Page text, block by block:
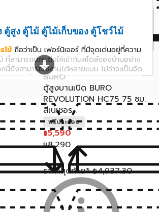
สินค้าหมด
BURO
ตู้สูงบานเปิด BURO
REVOLUTION HC75 75 ซม.
สีเนเชอร...
ฟรีประกอบ
฿5,590
฿8,290
ราคาสุดท้าย* ฿4,937.30
ตู้สูง ตู้ไม้ ตู้ไม้เก็บของ ตู้โชว์ไม้
ไม้ ถือว่าเป็น เฟอร์นิเจอร์ ที่มีจุดเด่นอยู่ที่ความ
ที่สามารถตกแต่งให้เข้ากับสไตล์ของบ้านอย่าง
นี้ยังสามารถใช้งานได้หลายแบบ ไม่ว่าจะเป็นจัด
งมีตู้ไม้ที่มีการติดตั้งกระจกร่วมด้วย ทำให้
ระจก ได้อย่างสวยงาม สามารถจัดวางสิ่งของ
ชอบ เพิ่มความสวยงามให้กับบ้านได้อีกด้วย
ไม้สูงมีให้เลือกหลายสไตล์ รองรับทุกการตกแต่ง
เป็นสไตล์โมเดิร์นหรือวินเทจ ทำให้คุณสามารถ
องการได้อย่างง่ายดาย เป็นทางเลือกที่เหมาะสม
วัสดุไม้ เพิ่มความสวยงาม เติมเต็ม
ห้กับบ้านของคุณ
แน่นอนว่าจะต้องเลือกจากความแข็งแรง
รถใช้งานได้อย่างปลอดภัย มีอายุการใช้งานที่
ทนทานกับการใช้งานในระยะยาว แต่นอกเหนือไป